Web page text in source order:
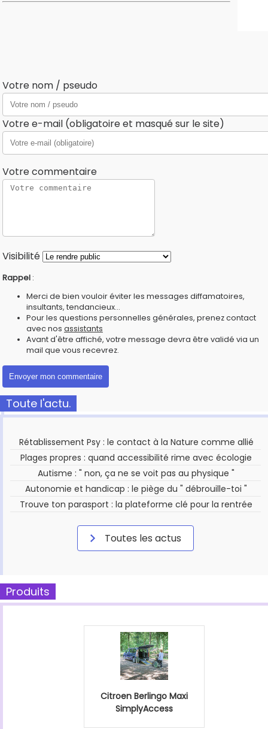
Votre nom / pseudo
Votre e-mail (obligatoire et masqué sur le site)
Votre commentaire
Visibilité
Rappel :
Merci de bien vouloir éviter les messages diffamatoires,
insultants, tendancieux...
Pour les questions personnelles générales, prenez contact
avec nos assistants
Avant d'être affiché, votre message devra être validé via un
mail que vous recevrez.
Toute l'actu.
Rétablissement Psy : le contact à la Nature comme allié
Plages propres : quand accessibilité rime avec écologie
Autisme : " non, ça ne se voit pas au physique "
Autonomie et handicap : le piège du " débrouille-toi "
Trouve ton parasport : la plateforme clé pour la rentrée
Toutes les actus
Produits
Citroen Berlingo Maxi
SimplyAccess